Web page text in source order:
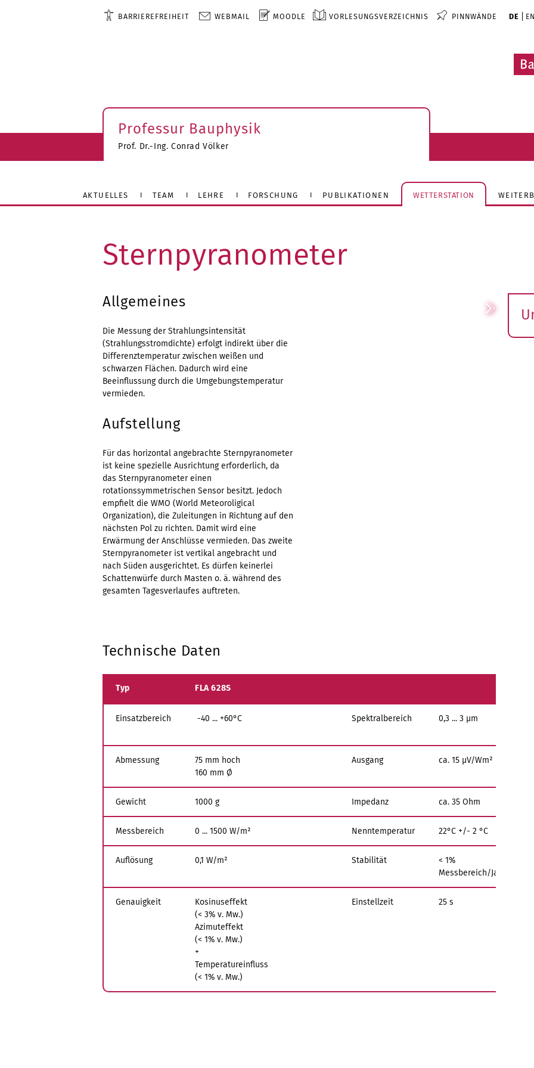
BARRIEREFREIHEIT WEBMAIL MOODLE VORLESUNGSVERZEICHNIS PINNWÄNDE DE EN
Professur Bauphysik
Prof. Dr.-Ing. Conrad Völker
AKTUELLES TEAM LEHRE FORSCHUNG PUBLIKATIONEN WETTERSTATION
Sternpyranometer
Allgemeines
Die Messung der Strahlungsintensität
(Strahlungsstromdichte) erfolgt indirekt über die
Differenztemperatur zwischen weißen und
schwarzen Flächen. Dadurch wird eine
Beeinflussung durch die Umgebungstemperatur
vermieden.
Aufstellung
Für das horizontal angebrachte Sternpyranometer
ist keine spezielle Ausrichtung erforderlich, da
das Sternpyranometer einen
rotationssymmetrischen Sensor besitzt. Jedoch
empfielt die WMO (World Meteoroligical
Organization), die Zuleitungen in Richtung auf den
nächsten Pol zu richten. Damit wird eine
Erwärmung der Anschlüsse vermieden. Das zweite
Sternpyranometer ist vertikal angebracht und
nach Süden ausgerichtet. Es dürfen keinerlei
Schattenwürfe durch Masten o. ä. während des
gesamten Tagesverlaufes auftreten.
Technische Daten
Typ FLA 628S
Einsatzbereich -40 ... +60°C Spektralbereich 0,3 ... 3 µm
Abmessung
75 mm hoch
160 mm Ø
Ausgang ca. 15 µV/Wm²
Gewicht 1000 g Impedanz ca. 35 Ohm
Messbereich 0 ... 1500 W/m² Nenntemperatur 22°C +/- 2 °C
Auflösung 0,1 W/m² Stabilität
< 1%
Messbereich/Jahr
Genauigkeit
Kosinuseffekt
(< 3% v. Mw.)
Azimuteffekt
(< 1% v. Mw.)
+
Temperatureinfluss
(< 1% v. Mw.)
Einstellzeit 25 s